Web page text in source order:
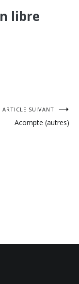
libre
ARTICLE SUIVANT
Acompte (autres)